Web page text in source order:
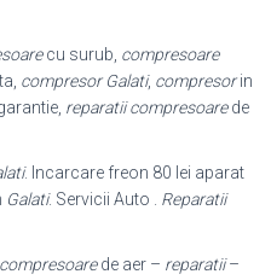
cu surub, compresoare
compresor Galati, compresorin
reparatii compresoarede
. Incarcare freon 80 lei aparat
Galati. Servicii Auto . Reparatii
de aer – reparatii–